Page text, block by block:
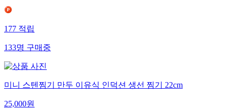
177적립
133명구매중
미니 스텐찜기 만두 이유식 인덕션 생선 찜기 22cm
25,000원